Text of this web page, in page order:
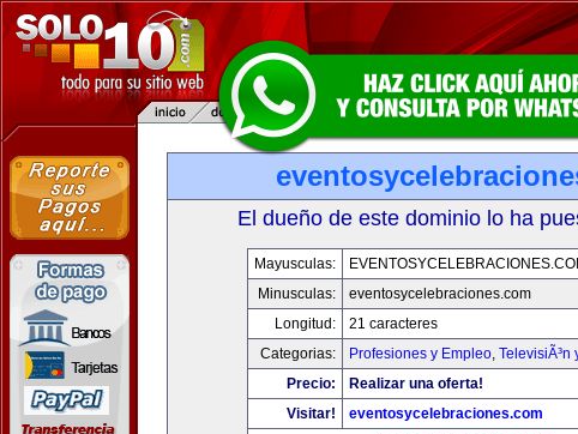
El dueño de este dominio lo ha
Mayusculas:
Minusculas:
eventosycelebraciones.com
Longitud:
21 caracteres
Categorias:
Profesiones y Empleo, TelevisiÃ³n
Precio:
Realizar una oferta!
Visitar!
eventosycelebraciones.com